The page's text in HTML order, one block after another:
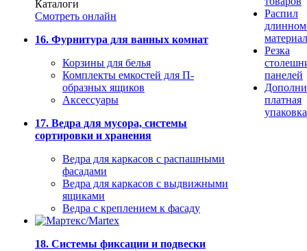
Каталоги
Смотреть онлайн
16. Фурнитура для ванных комнат
Корзины для белья
Комплекты емкостей для П-
образных ящиков
Аксессуары
17. Ведра для мусора, системы
сортировки и хранения
Ведра для каркасов с распашными
фасадами
Ведра для каркасов с выдвижными
ящиками
Ведра с креплением к фасаду
18. Системы фиксации и подвески
Распил
Резка
панелей
платная
упаковка